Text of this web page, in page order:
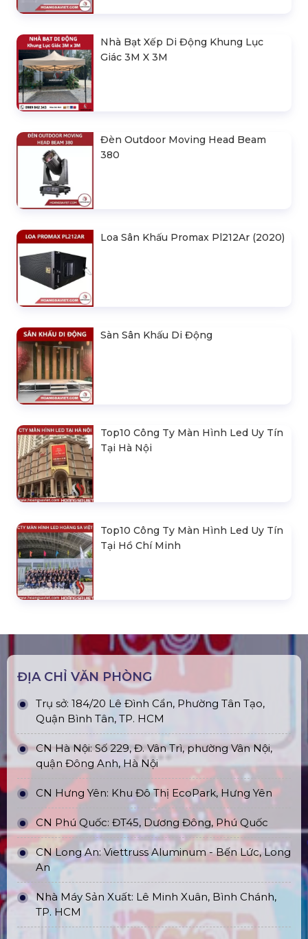
Nhà Bạt Xếp Di Động Khung Lục
Giác 3M X 3M
Đèn Outdoor Moving Head Beam
380
Loa Sân Khấu Promax Pl212Ar (2020)
Sàn Sân Khấu Di Động
Top10 Công Ty Màn Hình Led Uy Tín
Tại Hà Nội
Top10 Công Ty Màn Hình Led Uy Tín
Tại Hồ Chí Minh
ĐỊA CHỈ VĂN PHÒNG
Trụ sở: 184/20 Lê Đình Cẩn, Phường Tân Tạo,
Quận Bình Tân, TP. HCM
CN Hà Nội: Số 229, Đ. Vân Trì, phường Vân Nội,
quận Đông Anh, Hà Nội
CN Hưng Yên: Khu Đô Thị EcoPark, Hưng Yên
CN Phú Quốc: ĐT45, Dương Đông, Phú Quốc
CN Long An: Viettruss Aluminum - Bến Lức, Long
An
Nhà Máy Sản Xuất: Lê Minh Xuân, Bình Chánh,
TP. HCM